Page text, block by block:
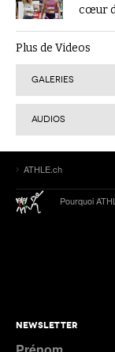
cœur
Plus de Videos
GALERIES
tous
AUDIOS
ATHLE.ch
Pourquoi
NEWSLETTER